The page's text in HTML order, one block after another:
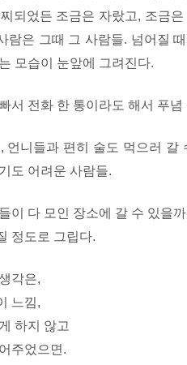
되었든 조금은 자랐고, 조금
람은 그때 그 사람들. 넘어질
모습이 눈앞에 그려진다.
서 전화 한 통이라도 해서 푸
언니들과 편히 술도 먹으러
도 어려운 사람들.
이 다 모인 장소에 갈 수 있을
정도로 그립다.
각은,
느낌,
하지 않고
주었으면.